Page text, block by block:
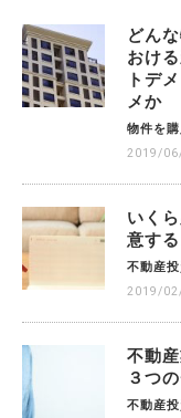
どん
おけ
トデ
メか
物件を
2019/
いく
意す
不動産
2019/
不動
３つ
不動産